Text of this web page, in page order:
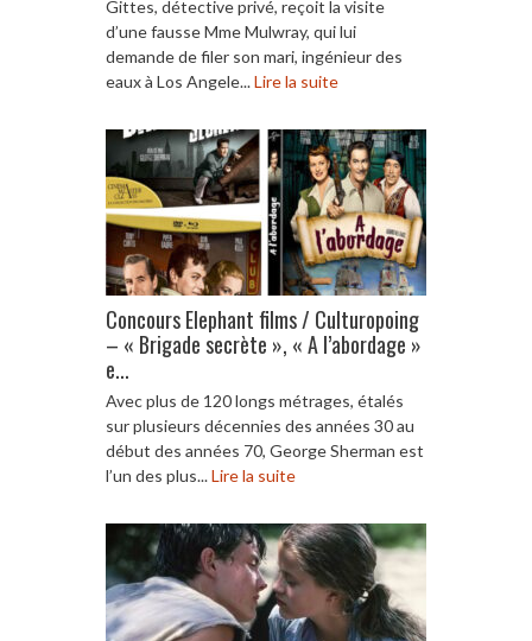
Gittes, détective privé, reçoit la visite
d’une fausse Mme Mulwray, qui lui
demande de filer son mari, ingénieur des
eaux à Los Angele...Lire la suite
Concours Elephant films / Culturopoing
– « Brigade secrète », « A l’abordage »
e...
Avec plus de 120 longs métrages, étalés
sur plusieurs décennies des années 30 au
début des années 70, George Sherman est
l’un des plus...Lire la suite